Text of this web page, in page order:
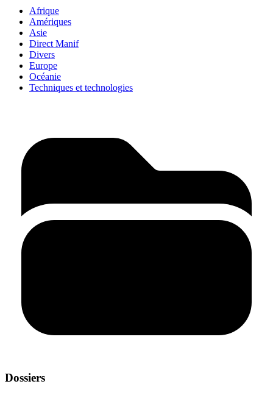
Afrique
Amériques
Asie
Direct Manif
Divers
Europe
Océanie
Techniques et technologies
Dossiers